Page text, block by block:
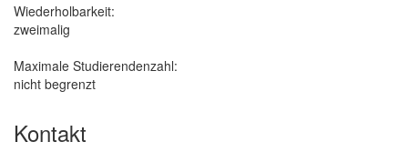
Wiederholbarkeit:
zweimalig
Maximale Studierendenzahl:
nicht begrenzt
Kontakt